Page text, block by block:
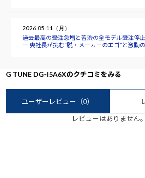
2026.05.11（月）
過去最高の受注急増と苦渋の全モデル受注停止
ー 軣社長が挑む“脱・メーカーのエゴ”と激動
G TUNE DG-I5A6Xのクチコミをみる
ユーザーレビュー （0）
レビューはありません。